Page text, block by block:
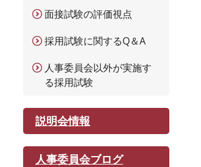
面接試験の評価視点
採用試験に関するQ＆A
人事委員会以外が実施す
る採用試験
説明会情報
人事委員会ブログ